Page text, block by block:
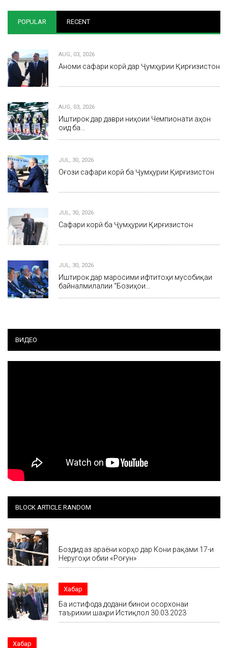
POPULAR RECENT
AUG, 03, 2026
Анҷоми сафари корӣ дар Ҷумҳурии Қирғизистон
AUG, 03, 2026
Иштирок дар даври ниҳоии Чемпионати ҷаҳон
оид ба…
JUL, 30, 2026
Оғози сафари корӣ ба Ҷумҳурии Қирғизистон
JUL, 30, 2026
Сафари корӣ ба Ҷумҳурии Қирғизистон
JUL, 30, 2026
Иштирок дар маросими ифтитоҳи мусобиқаи
байналмилалии “Бозиҳои…
ВИДЕО
BLOCK ARTICLE RANDOM
Боздид аз ҷараёни корҳо дар Кони рақами 17-и
Неругоҳи обии «Роғун»
Хабар
Ба истифода додани бинои осорхонаи
таърихии шаҳри Истиқлол 30.03.2023
Хабар